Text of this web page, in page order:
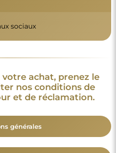
achat, prenez le
nos conditions de
et de réclamation.
générales